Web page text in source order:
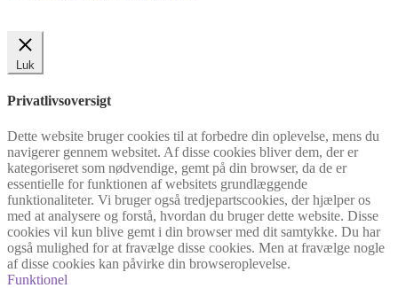
Luk
Privatlivsoversigt
Dette website bruger cookies til at forbedre din oplevelse, mens du
navigerer gennem websitet. Af disse cookies bliver dem, der er
kategoriseret som nødvendige, gemt på din browser, da de er
essentielle for funktionen af websitets grundlæggende
funktionaliteter. Vi bruger også tredjepartscookies, der hjælper os
med at analysere og forstå, hvordan du bruger dette website. Disse
cookies vil kun blive gemt i din browser med dit samtykke. Du har
også mulighed for at fravælge disse cookies. Men at fravælge nogle
af disse cookies kan påvirke din browseroplevelse.
Funktionel